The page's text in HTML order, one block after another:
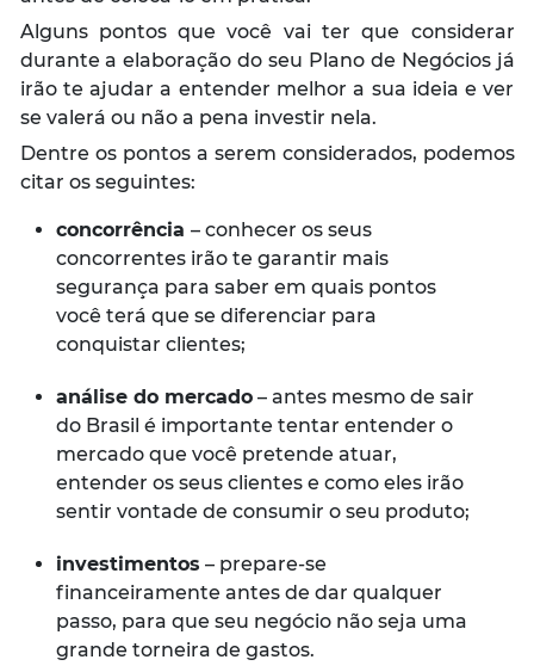
Alguns pontos que você vai ter que considerar
durante a elaboração do seu Plano de Negócios já
irão te ajudar a entender melhor a sua ideia e ver
se valerá ou não a pena investir nela.
Dentre os pontos a serem considerados, podemos
citar os seguintes:
concorrência – conhecer os seus
concorrentes irão te garantir mais
segurança para saber em quais pontos
você terá que se diferenciar para
conquistar clientes;
análise do mercado– antes mesmo de sair
do Brasil é importante tentar entender o
mercado que você pretende atuar,
entender os seus clientes e como eles irão
sentir vontade de consumir o seu produto;
investimentos – prepare-se
financeiramente antes de dar qualquer
passo, para que seu negócio não seja uma
grande torneira de gastos.